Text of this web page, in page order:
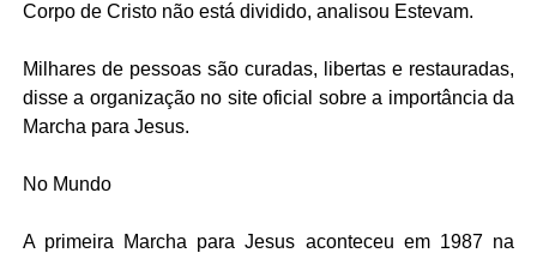
Corpo de Cristo não está dividido, analisou Estevam.
Milhares de pessoas são curadas, libertas e restauradas,
disse a organização no site oficial sobre a importância da
Marcha para Jesus.
No Mundo
A primeira Marcha para Jesus aconteceu em 1987 na